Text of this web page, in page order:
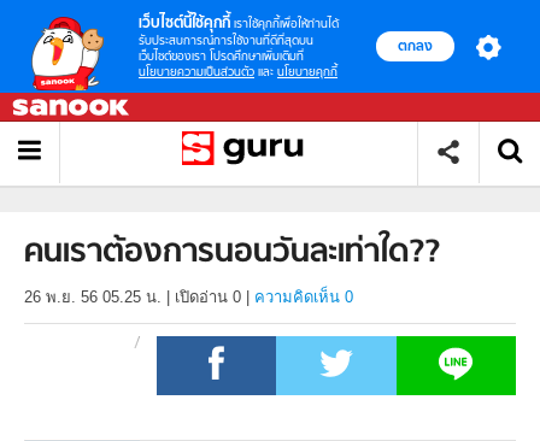
เว็บไซต์นี้ใช้คุกกี้ เราใช้คุกกี้เพื่อให้ท่านได้
รับประสบการณ์การใช้งานที่ดีที่สุดบน
เว็บไซต์ของเรา โปรดศึกษาเพิ่มเติมที่
นโยบายความเป็นส่วนตัว และ นโยบายคุกกี้
ตกลง
คนเราต้องการนอนวันละเท่าใด??
26 พ.ย. 56 05.25 น. เปิดอ่าน 0 ความคิดเห็น 0